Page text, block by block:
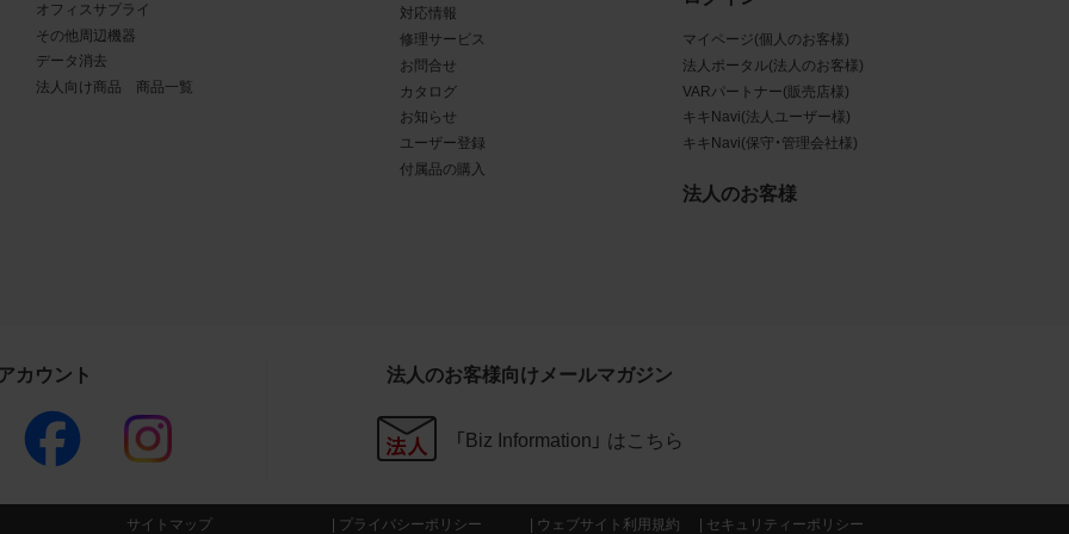
写真データ利用規約の違反
真データ利用規約に違反した場合、お客様は直ちに商品写真データ
を中止し、消去するものとします。また、商品写真データ利用規約に
たことにより、当社に損害が生じた場合、お客様はその損害を賠償す
CAD図データ利用規約
の帰属
託する第三者に帰属することに同意します。
オフィスサプライ
その他周辺機器
データ消去
法人向け商品 商品一覧
対応情報
修理サービス
お問合せ
カタログ
お知らせ
ユーザー登録
付属品の購入
マイページ(個人のお客様)
法人ポータル(法人のお客様)
VARパートナー(販売店様)
キキNavi(法人ユーザー様)
キキNavi(保守・管理会社様)
法人のお客様
カウント 法人のお客様向けメールマガジン
「Biz Information」 はこちら
サイトマップ プライバシーポリシー ウェブサイト利用規約 セキュリティーポリシー